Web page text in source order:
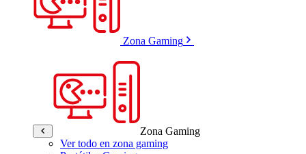
Zona Gaming
Zona Gaming
Ver todo en zona gaming